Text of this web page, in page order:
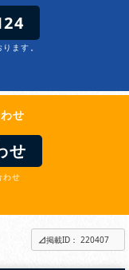
ます。
せ
せ
わせ
掲載ID： 220407